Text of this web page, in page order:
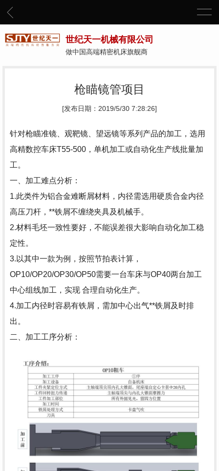
世纪天一机械有限公司
做中国高端精密机床旗舰商
枪瞄镜管项目
[发布日期：2019/5/30 7:28:26]
针对枪瞄准镜、观靶镜、望远镜等系列产品的加工，选用
高精数控车床T55-500，单机加工或自动化生产线批量加
工。
一、加工难点分析：
1.此类件为铝合金难断屑材料，内径需选用硬质合金内径
高压刀杆，**铁屑不缠绕夹具及机械手。
2.材料毛坯一致性要好，不能误差很大影响自动化加工稳
定性。
3.以其中一款为例，按照节拍表计算，
OP10/OP20/OP30/OP50需要一台车床与OP40两台加工
中心组线加工，实现 合理自动化生产。
4.加工内径时容易有铁屑，需加中心出气**铁屑及时排
出。
二、加工工序分析：